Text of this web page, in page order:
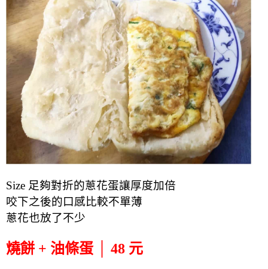
Size 足夠對折的蔥花蛋讓厚度加倍
咬下之後的口感比較不單薄
蔥花也放了不少
燒餅 + 油條蛋 │ 48 元